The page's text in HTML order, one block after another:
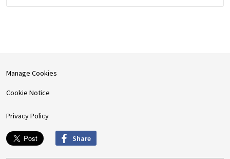
Manage Cookies
Cookie Notice
Privacy Policy
Share